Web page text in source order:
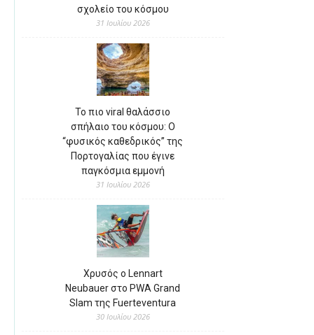
σχολείο του κόσμου
31 Ιουλίου 2026
Το πιο viral θαλάσσιο
σπήλαιο του κόσμου: Ο
“φυσικός καθεδρικός” της
Πορτογαλίας που έγινε
παγκόσμια εμμονή
31 Ιουλίου 2026
Χρυσός ο Lennart
Neubauer στο PWA Grand
Slam της Fuerteventura
30 Ιουλίου 2026